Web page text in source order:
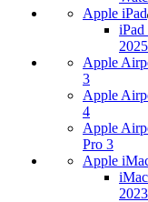
Apple iPad
iPad
2025
Apple
3
Apple
4
Apple
Pro 3
Apple